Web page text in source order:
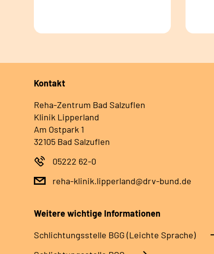
Kontakt
Reha-Zentrum Bad Salzuflen
Klinik Lipperland
Am Ostpark 1
32105 Bad Salzuflen
05222 62-0
reha-klinik.lipperland@drv-bund.de
Weitere wichtige Informationen
Schlich­tungs­stel­le BGG (Leichte Sprache)